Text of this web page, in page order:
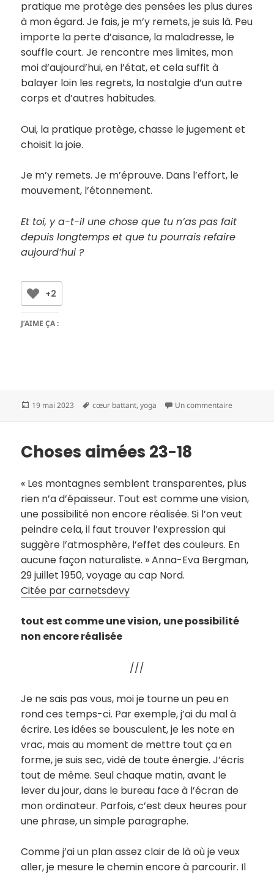
pratique me protège des pensées les plus dures
à mon égard. Je fais, je m’y remets, je suis là. Peu
importe la perte d’aisance, la maladresse, le
souffle court. Je rencontre mes limites, mon
moi d’aujourd’hui, en l’état, et cela suffit à
balayer loin les regrets, la nostalgie d’un autre
corps et d’autres habitudes.
Oui, la pratique protège, chasse le jugement et
choisit la joie.
Je m’y remets. Je m’éprouve. Dans l’effort, le
mouvement, l’étonnement.
Et toi, y a-t-il une chose que tu n’as pas fait
depuis longtemps et que tu pourrais refaire
aujourd’hui ?
+2
J’AIME ÇA :
Publié
19 mai 2023
Mots-
cœur battant,yoga Un commentaire
Choses aimées 23-18
« Les montagnes semblent transparentes, plus
rien n’a d’épaisseur. Tout est comme une vision,
une possibilité non encore réalisée. Si l’on veut
peindre cela, il faut trouver l’expression qui
suggère l’atmosphère, l’effet des couleurs. En
aucune façon naturaliste. » Anna-Eva Bergman,
29 juillet 1950, voyage au cap Nord.
Citée par carnetsdevy
tout est comme une vision, une possibilité
non encore réalisée
///
Je ne sais pas vous, moi je tourne un peu en
rond ces temps-ci. Par exemple, j’ai du mal à
écrire. Les idées se bousculent, je les note en
vrac, mais au moment de mettre tout ça en
forme, je suis sec, vidé de toute énergie. J’écris
tout de même. Seul chaque matin, avant le
lever du jour, dans le bureau face à l’écran de
mon ordinateur. Parfois, c’est deux heures pour
une phrase, un simple paragraphe.
Comme j’ai un plan assez clair de là où je veux
aller, je mesure le chemin encore à parcourir. Il